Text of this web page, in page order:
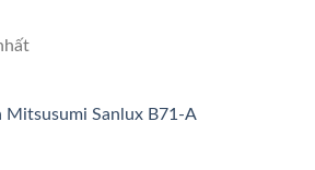
Mitsusumi Sanlux B71-A